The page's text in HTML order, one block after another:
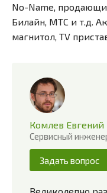
No-Name,
Билайн, МТС и т.д.
магнитол, TV
Комлев Евгений
Сервисный
Задать вопрос